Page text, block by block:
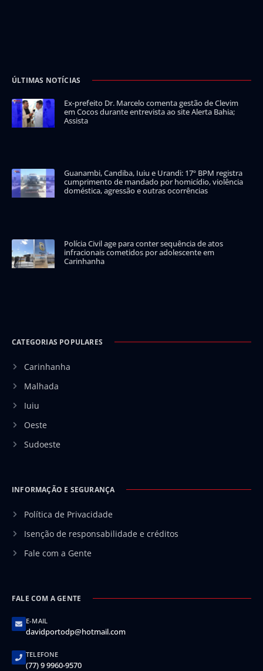
ÚLTIMAS NOTÍCIAS
Ex-prefeito Dr. Marcelo comenta gestão de Clevim
em Cocos durante entrevista ao site Alerta Bahia;
Assista
Guanambi, Candiba, Iuiu e Urandi: 17º BPM registra
cumprimento de mandado por homicídio, violência
doméstica, agressão e outras ocorrências
Polícia Civil age para conter sequência de atos
infracionais cometidos por adolescente em
Carinhanha
CATEGORIAS POPULARES
Carinhanha
Malhada
Iuiu
Oeste
Sudoeste
INFORMAÇÃO E SEGURANÇA
Política de Privacidade
Isenção de responsabilidade e créditos
Fale com a Gente
FALE COM A GENTE
E-MAIL
davidportodp@hotmail.com
TELEFONE
(77) 9 9960-9570